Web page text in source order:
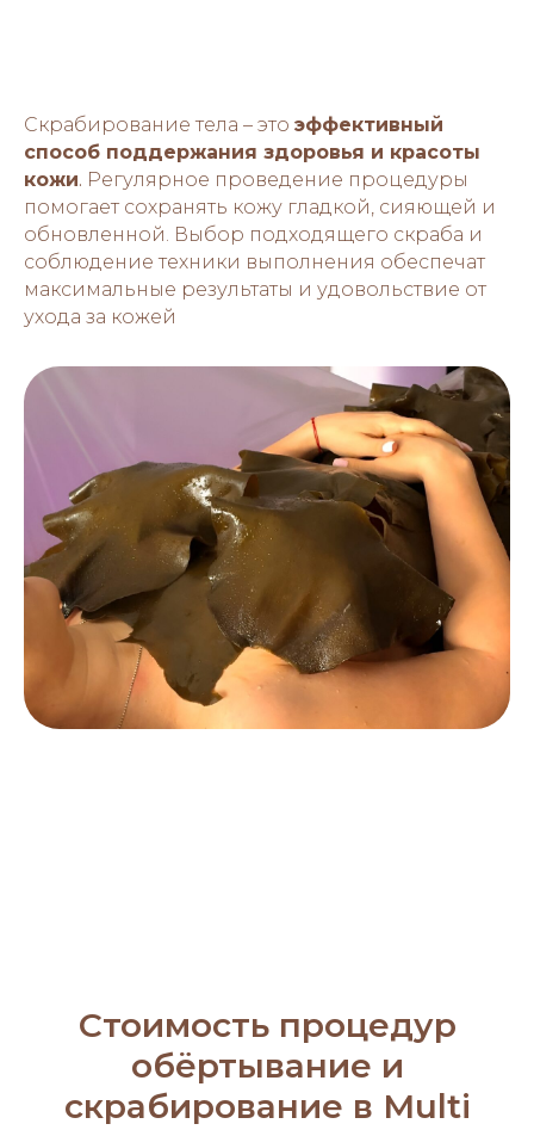
Скрабирование тела – это эффективный
способ поддержания здоровья и красоты
кожи. Регулярное проведение процедуры
помогает сохранять кожу гладкой, сияющей и
обновленной. Выбор подходящего скраба и
соблюдение техники выполнения обеспечат
максимальные результаты и удовольствие от
ухода за кожей
Стоимость процедур
обёртывание и
скрабирование в Multi